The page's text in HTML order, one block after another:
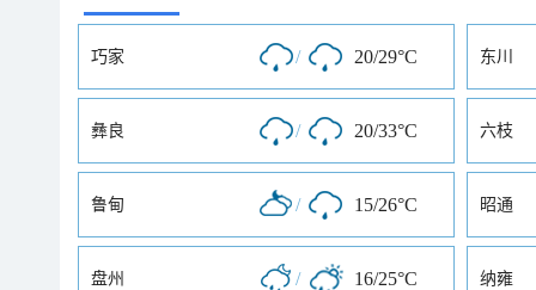
巧家 / 20/29°C 东川
彝良 / 20/33°C 六枝
鲁甸 / 15/26°C 昭通
盘州 / 16/25°C 纳雍